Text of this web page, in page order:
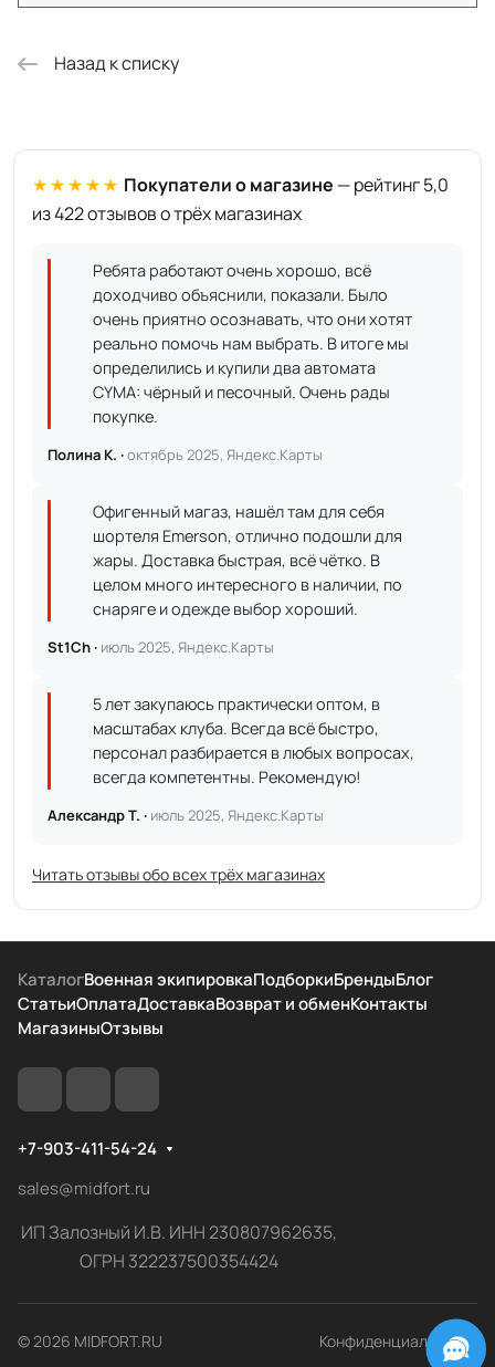
Назад к списку
★★★★★ Покупатели о магазине — рейтинг 5,0
из 422 отзывов о трёх магазинах
Ребята работают очень хорошо, всё
доходчиво объяснили, показали. Было
очень приятно осознавать, что они хотят
реально помочь нам выбрать. В итоге мы
определились и купили два автомата
CYMA: чёрный и песочный. Очень рады
покупке.
Полина К. ·октябрь 2025, Яндекс.Карты
Офигенный магаз, нашёл там для себя
шортеля Emerson, отлично подошли для
жары. Доставка быстрая, всё чётко. В
целом много интересного в наличии, по
снаряге и одежде выбор хороший.
St1Ch · июль 2025, Яндекс.Карты
5 лет закупаюсь практически оптом, в
масштабах клуба. Всегда всё быстро,
персонал разбирается в любых вопросах,
всегда компетентны. Рекомендую!
Александр Т. · июль 2025, Яндекс.Карты
Читать отзывы обо всех трёх магазинах
КаталогВоенная экипировкаПодборкиБрендыБлог
СтатьиОплатаДоставкаВозврат и обменКонтакты
МагазиныОтзывы
+7-903-411-54-24
sales@midfort.ru
ИП Залозный И.В. ИНН 230807962635,
ОГРН 322237500354424
© 2026 MIDFORT.RU Конфиденциальность